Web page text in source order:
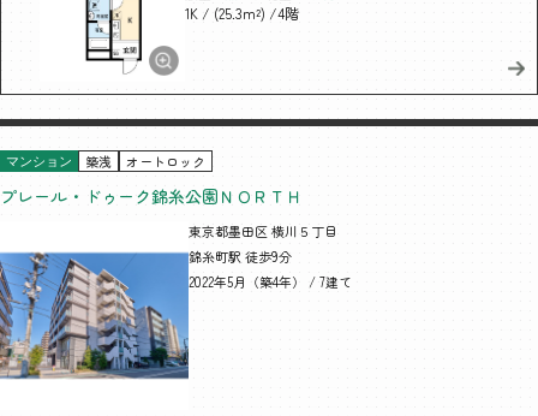
1K / (25.3m²) /4階
マンション 築浅 オートロック
プレール・ドゥーク錦糸公園ＮＯＲＴＨ
東京都墨田区 横川５丁目
錦糸町駅 徒歩9分
2022年5月（築4年） / 7建て